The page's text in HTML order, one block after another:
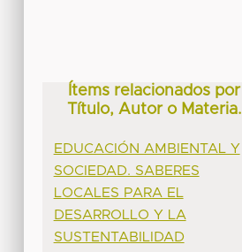
Ítems relacionados por
Título, Autor o Materia.
EDUCACIÓN AMBIENTAL Y
SOCIEDAD. SABERES
LOCALES PARA EL
DESARROLLO Y LA
SUSTENTABILIDAD